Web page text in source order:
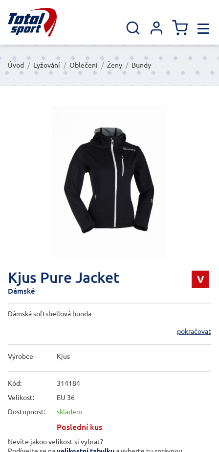
Úvod / Lyžování / Oblečení / Ženy / Bundy
Kjus Pure Jacket V
Dámské
Dámská softshellová bunda
pokračovat
Výrobce Kjus
Kód:
314184
Velikost:
EU 36
Dostupnost:
skladem
Poslední kus
Nevíte jakou velikost si vybrat?